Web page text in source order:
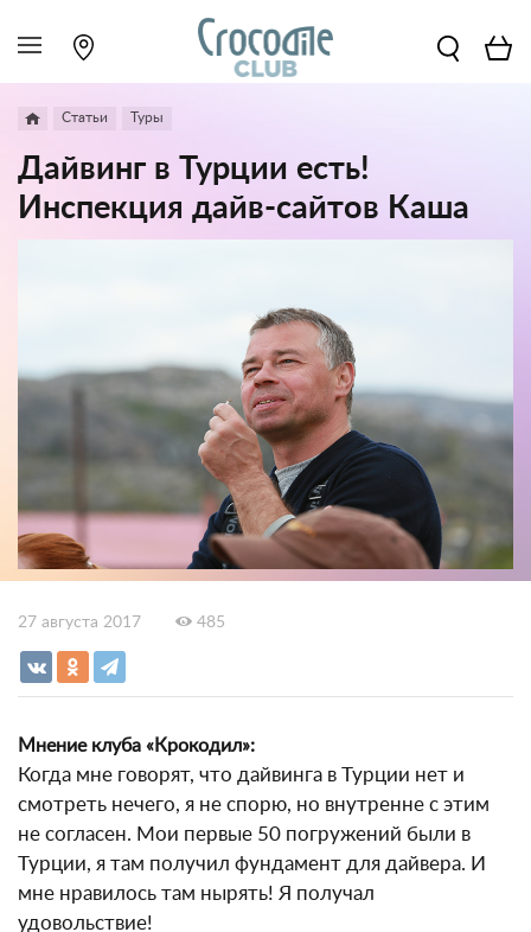
Статьи Туры
Дайвинг в Турции есть!
Инспекция дайв-сайтов Каша
27 августа 2017 485
Мнение клуба «Крокодил»:
Когда мне говорят, что дайвинга в Турции нет и
смотреть нечего, я не спорю, но внутренне с этим
не согласен. Мои первые 50 погружений были в
Турции, я там получил фундамент для дайвера. И
мне нравилось там нырять! Я получал
удовольствие!